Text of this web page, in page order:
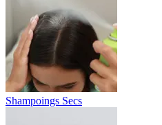
Shampoings Secs